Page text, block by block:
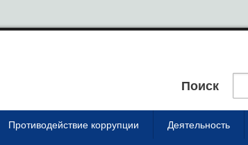
Поиск
Противодействие коррупции Деятельность